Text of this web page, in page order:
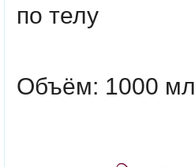
по телу
Объём: 1000 мл